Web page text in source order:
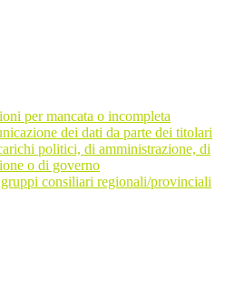
per mancata o incompleta
dei dati da parte dei titolari
politici, di amministrazione, di
o di governo
consiliari regionali/provinciali